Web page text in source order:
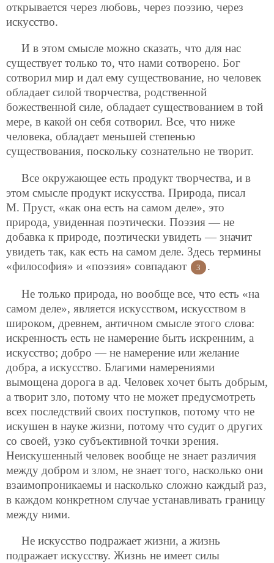
открывается через любовь, через поэзию, через
искусство.
И в этом смысле можно сказать, что для нас
существует только то, что нами сотворено. Бог
сотворил мир и дал ему существование, но человек
обладает силой творчества, родственной
божественной силе, обладает существованием в той
мере, в какой он себя сотворил. Все, что ниже
человека, обладает меньшей степенью
существования, поскольку сознательно не творит.
Все окружающее есть продукт творчества, и в
этом смысле продукт искусства. Природа, писал
М. Пруст, «как она есть на самом деле», это
природа, увиденная поэтически. Поэзия — не
добавка к природе, поэтически увидеть — значит
увидеть так, как есть на самом деле. Здесь термины
«философия» и «поэзия» совпадают
3 .
Не только природа, но вообще все, что есть «на
самом деле», является искусством, искусством в
широком, древнем, античном смысле этого слова:
искренность есть не намерение быть искренним, а
искусство; добро — не намерение или желание
добра, а искусство. Благими намерениями
вымощена дорога в ад. Человек хочет быть добрым,
а творит зло, потому что не может предусмотреть
всех последствий своих поступков, потому что не
искушен в науке жизни, потому что судит о других
со своей, узко субъективной точки зрения.
Неискушенный человек вообще не знает различия
между добром и злом, не знает того, насколько они
взаимопроникаемы и насколько сложно каждый раз,
в каждом конкретном случае устанавливать границу
между ними.
Не искусство подражает жизни, а жизнь
подражает искусству. Жизнь не имеет силы